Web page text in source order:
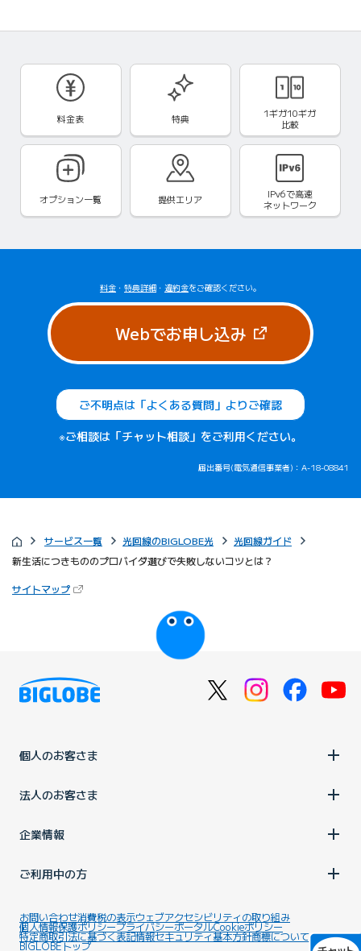
料金表 特典
1ギガ10ギガ
比較
オプション一覧 提供エリア IPv6で高速
ネットワーク
料金 ・ 特典詳細 ・ 違約金をご確認ください。
Webでお申し込み（新しいタブ
ご不明点は「よくある質問」よりご確認
※ご相談は「チャット相談」をご利用ください。
届出番号(電気通信事業者)：A-18-08841
サービス一覧 光回線のBIGLOBE光
光回線ガイド
新生活につきもののプロバイダ選びで失敗しないコツとは？
サイトマップ（新しいタブで開きます）
びっぷるのページ
個人のお客さま
法人のお客さま
企業情報
ご利用中の方
お問い合わせ消費税の表示ウェブアクセシビリティの取り組み
個人情報保護ポリシープライバシーポータルCookieポリシー
特定商取引法に基づく表記情報セキュリティ基本方針商標について
BIGLOBEトップ